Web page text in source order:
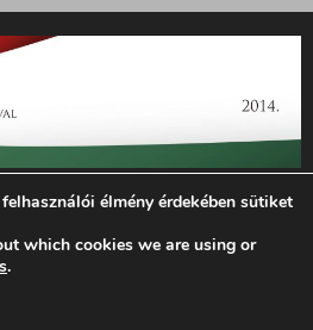
hetilap 2014. évi működésének
KCP-14-P-0121 sz. támogatási
000 Ft összegben támogatta az
Minisztériuma.”
Ember
élmény érdekében sütiket
which cookies we are using or
.